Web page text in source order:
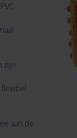
zijn
aan de